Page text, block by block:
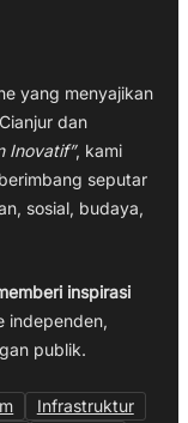
yang menyajikan
dan
Inovatif”, kami
seputar
sosial, budaya,
inspirasi
independen,
publik.
Infrastruktur